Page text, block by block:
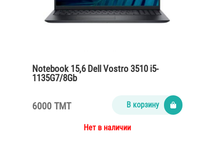
Notebook 15,6 Dell Vostro 3510 i5-
1135G7/8Gb
6000 TMT В корзину
Нет в наличии